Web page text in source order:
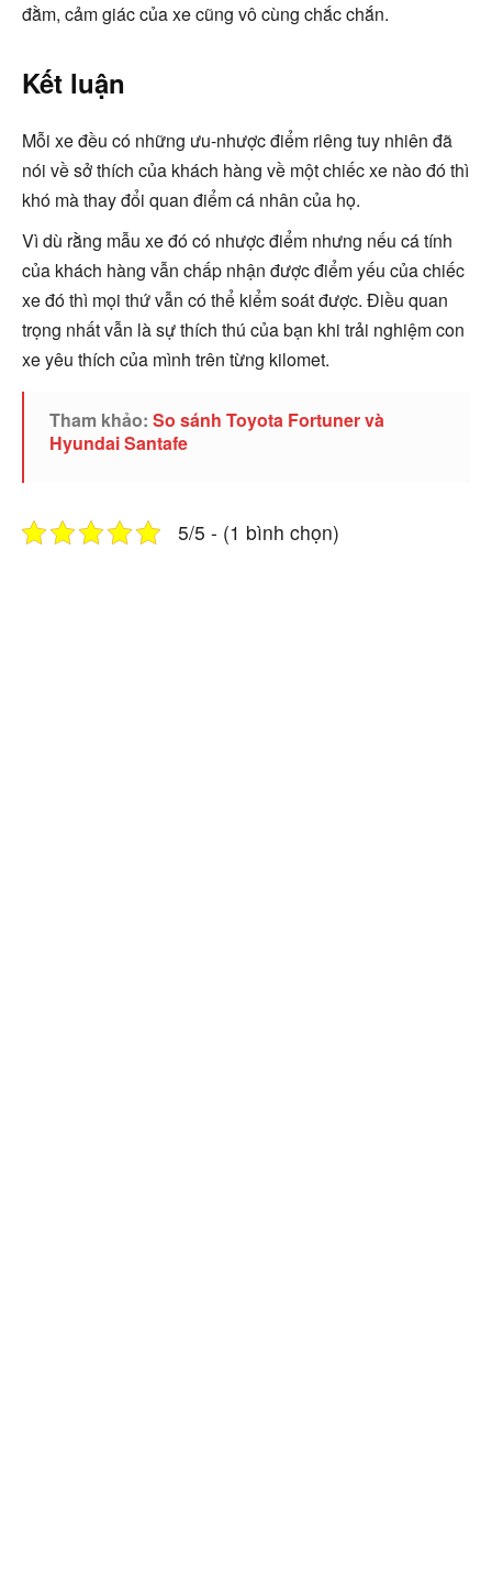
đằm, cảm giác của xe cũng vô cùng chắc chắn.
Kết luận
Mỗi xe đều có những ưu-nhược điểm riêng tuy nhiên đã
nói về sở thích của khách hàng về một chiếc xe nào đó thì
khó mà thay đổi quan điểm cá nhân của họ.
Vì dù rằng mẫu xe đó có nhược điểm nhưng nếu cá tính
của khách hàng vẫn chấp nhận được điểm yếu của chiếc
xe đó thì mọi thứ vẫn có thể kiểm soát được. Điều quan
trọng nhất vẫn là sự thích thú của bạn khi trải nghiệm con
xe yêu thích của mình trên từng kilomet.
Tham khảo: So sánh Toyota Fortuner và
Hyundai Santafe
5/5 - (1 bình chọn)